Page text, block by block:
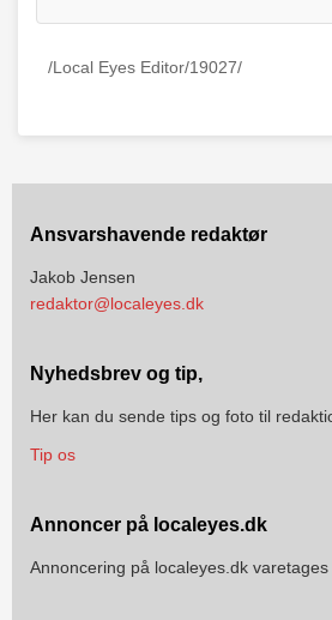
/Local Eyes Editor/19027/
Ansvarshavende redaktør
Jakob Jensen
redaktor@localeyes.dk
Nyhedsbrev og tip,
Her kan du sende tips og foto til
Tip os
Annoncer på localeyes.dk
Annoncering på localeyes.dk varetages